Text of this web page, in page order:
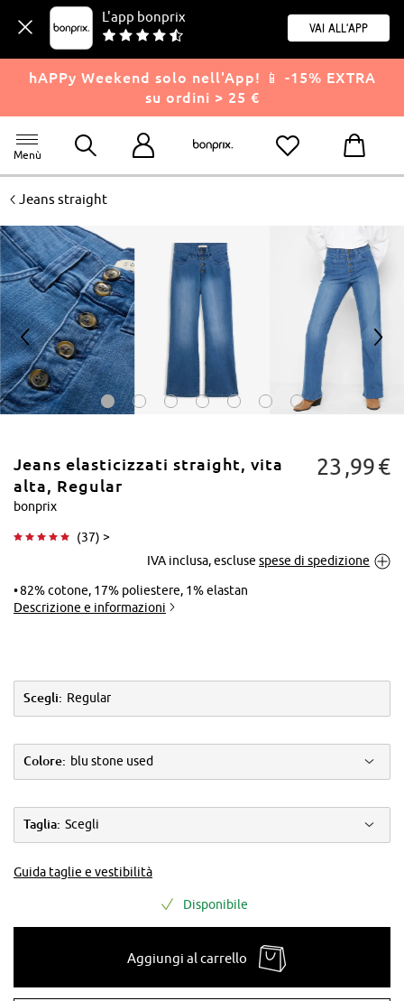
L'app bonprix
Vai all'app
hAPPy Weekend solo nell'App! 📱 -15% EXTRA
su ordini > 25 €
Menù
<Jeans straight
ingrandire
< >
Jeans elasticizzati straight, vita
alta, Regular
bonprix
(37) >
23 99€
IVA inclusa, escluse spese di spedizione
82% cotone, 17% poliestere, 1% elastan
Descrizione e informazioni
Scegli: Regular
Colore: blu stone used
Taglia: Scegli
Guida taglie e vestibilità
Disponibile
Aggiungi al carrello